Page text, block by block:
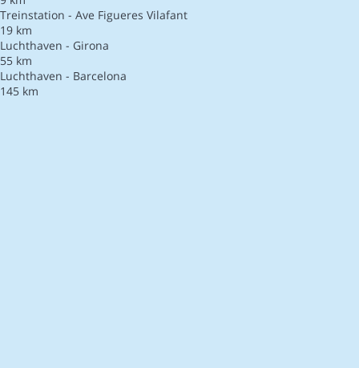
Treinstation - Ave Figueres Vilafant
19 km
Luchthaven - Girona
55 km
Luchthaven - Barcelona
145 km